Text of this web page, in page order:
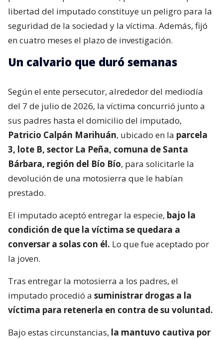
libertad del imputado constituye un peligro para la
seguridad de la sociedad y la víctima. Además, fijó
en cuatro meses el plazo de investigación.
Un calvario que duró semanas
Según el ente persecutor, alrededor del mediodía
del 7 de julio de 2026, la víctima concurrió junto a
sus padres hasta el domicilio del imputado,
Patricio Calpán Marihuán, ubicado en la parcela
3, lote B, sector La Peña, comuna de Santa
Bárbara, región del Bío Bío, para solicitarle la
devolución de una motosierra que le habían
prestado.
El imputado aceptó entregar la especie, bajo la
condición de que la víctima se quedara a
conversar a solas con él. Lo que fue aceptado por
la joven.
Tras entregar la motosierra a los padres, el
imputado procedió a suministrar drogas a la
víctima para retenerla en contra de su voluntad.
Bajo estas circunstancias, la mantuvo cautiva por